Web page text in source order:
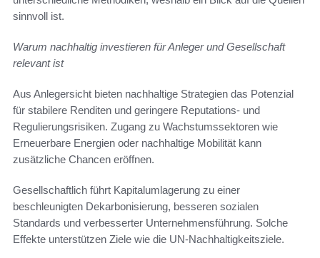
sinnvoll ist.
Warum nachhaltig investieren für Anleger und Gesellschaft
relevant ist
Aus Anlegersicht bieten nachhaltige Strategien das Potenzial
für stabilere Renditen und geringere Reputations- und
Regulierungsrisiken. Zugang zu Wachstumssektoren wie
Erneuerbare Energien oder nachhaltige Mobilität kann
zusätzliche Chancen eröffnen.
Gesellschaftlich führt Kapitalumlagerung zu einer
beschleunigten Dekarbonisierung, besseren sozialen
Standards und verbesserter Unternehmensführung. Solche
Effekte unterstützen Ziele wie die UN-Nachhaltigkeitsziele.